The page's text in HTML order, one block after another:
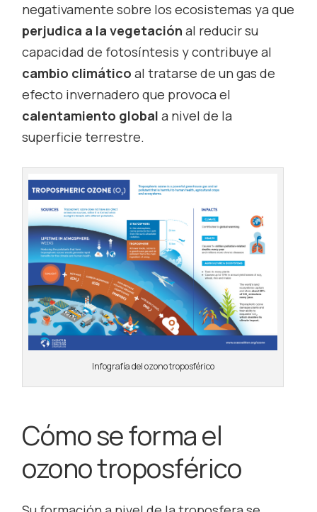
negativamente sobre los ecosistemas ya que
perjudica a la vegetación al reducir su
capacidad de fotosíntesis y contribuye al
cambio climático al tratarse de un gas de
efecto invernadero que provoca el
calentamiento global a nivel de la
superficie terrestre.
Infografía del ozono troposférico
Cómo se forma el
ozono troposférico